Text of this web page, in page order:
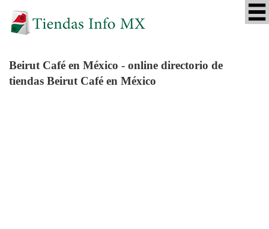
Beirut Café en México - online directorio de
tiendas Beirut Café en México